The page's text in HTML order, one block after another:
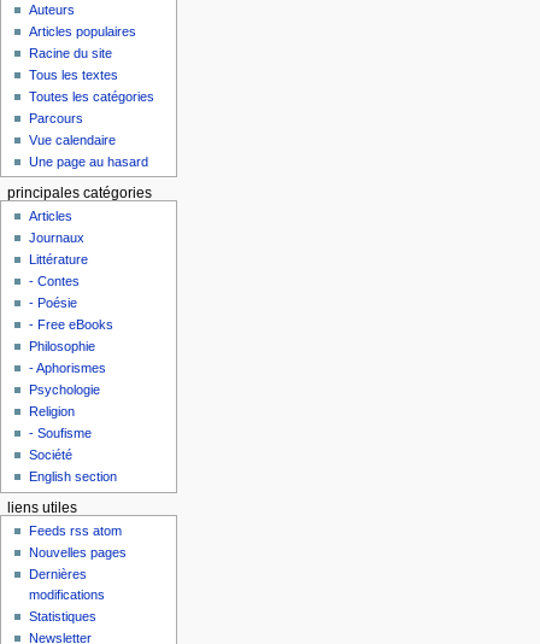
Auteurs
Articles populaires
Racine du site
Tous les textes
Toutes les catégories
Parcours
Vue calendaire
Une page au hasard
principales catégories
Articles
Journaux
Littérature
- Contes
- Poésie
- Free eBooks
Philosophie
- Aphorismes
Psychologie
Religion
- Soufisme
Société
English section
liens utiles
Feeds rss atom
Nouvelles pages
Dernières
modifications
Statistiques
Newsletter